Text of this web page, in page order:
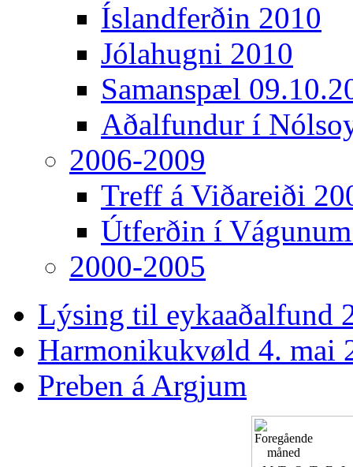
Íslandferðin 2010
Jólahugni 2010
Samanspæl
Aðalfundur í
2006-2009
Treff á Viðareiði
Útferðin í
2000-2005
Lýsing til eykaaðalfund
Harmonikukvøld 4. mai
Preben á Argjum